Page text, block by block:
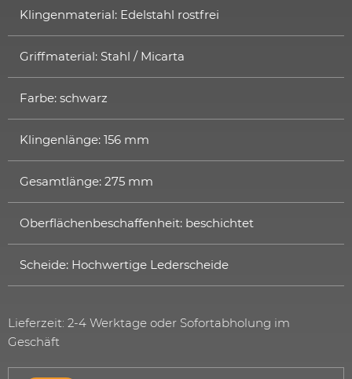
Klingenmaterial: Edelstahl rostfrei
Griffmaterial: Stahl / Micarta
Farbe: schwarz
Klingenlänge: 156 mm
Gesamtlänge: 275 mm
Oberflächenbeschaffenheit: beschichtet
Scheide: Hochwertige Lederscheide
Lieferzeit: 2-4 Werktage oder Sofortabholung im
Geschäft